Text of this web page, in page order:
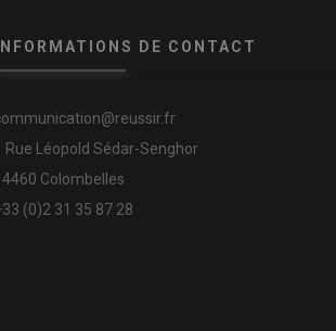
INFORMATIONS DE CONTACT
Rue Léopold Sédar-Senghor
Colombelles
(0)2 31 35 87 28